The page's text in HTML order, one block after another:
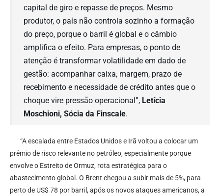
capital de giro e repasse de preços. Mesmo
produtor, o país não controla sozinho a formação
do preço, porque o barril é global e o câmbio
amplifica o efeito. Para empresas, o ponto de
atenção é transformar volatilidade em dado de
gestão: acompanhar caixa, margem, prazo de
recebimento e necessidade de crédito antes que o
choque vire pressão operacional”, Letícia
Moschioni, Sócia da Finscale.
“A escalada entre Estados Unidos e Irã voltou a colocar um
prêmio de risco relevante no petróleo, especialmente porque
envolve o Estreito de Ormuz, rota estratégica para o
abastecimento global. O Brent chegou a subir mais de 5%, para
perto de US$ 78 por barril, após os novos ataques americanos, a